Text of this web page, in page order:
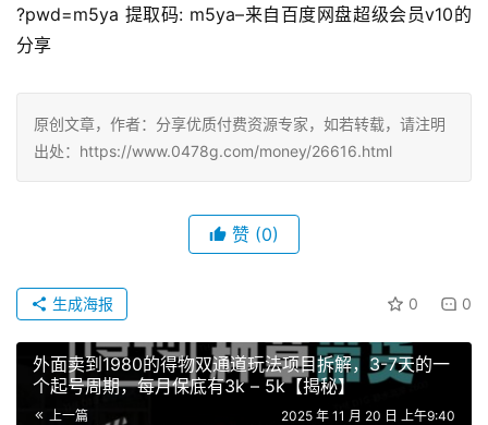
?pwd=m5ya 提取码: m5ya–来自百度网盘超级会员v10的
分享
原创文章，作者：分享优质付费资源专家，如若转载，请注明
出处：https://www.0478g.com/money/26616.html
赞 (0)
0 0
生成海报
外面卖到1980的得物双通道玩法项目拆解，3-7天的一
个起号周期，每月保底有3k – 5k【揭秘】
上一篇 2025 年 11 月 20 日 上午9:40